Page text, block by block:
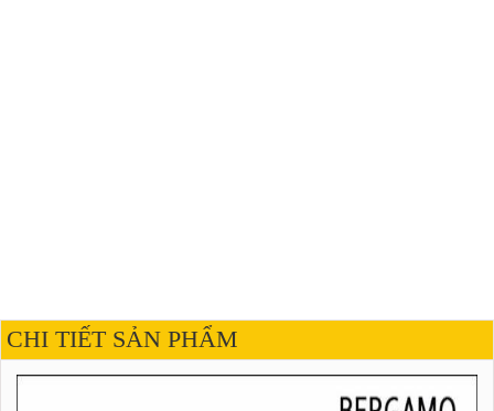
CHI TIẾT SẢN PHẨM